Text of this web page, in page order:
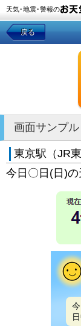
天気･地震･警報の
戻る
画面サンプル
東京駅（JR東
今日〇日(日)の